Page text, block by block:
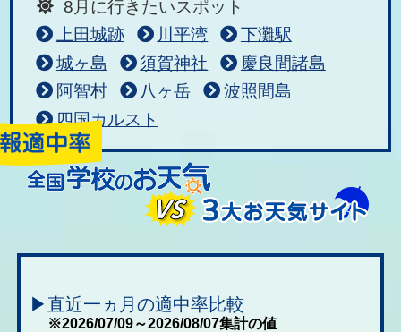
8月に行きたいスポット
上田城跡
川平湾
下灘駅
城ヶ島
須賀神社
慶良間諸島
阿智村
八ヶ岳
波照間島
四国カルスト
▶直近一ヵ月の適中率比較
※2026/07/09～2026/08/07集計の値